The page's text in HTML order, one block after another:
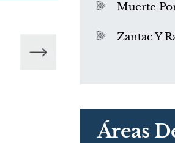
Muerte
Zantac Y
Áreas